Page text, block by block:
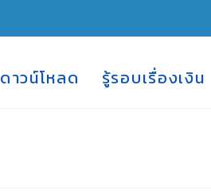
ดาวน์โหลด รู้รอบเรื่องเงิน